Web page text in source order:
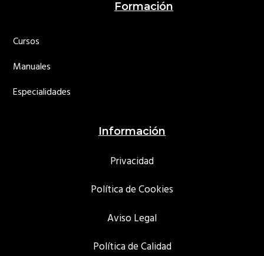
Footer
Formación
Cursos
Manuales
Especialidades
Información
Privacidad
Política de Cookies
Aviso Legal
Política de Calidad